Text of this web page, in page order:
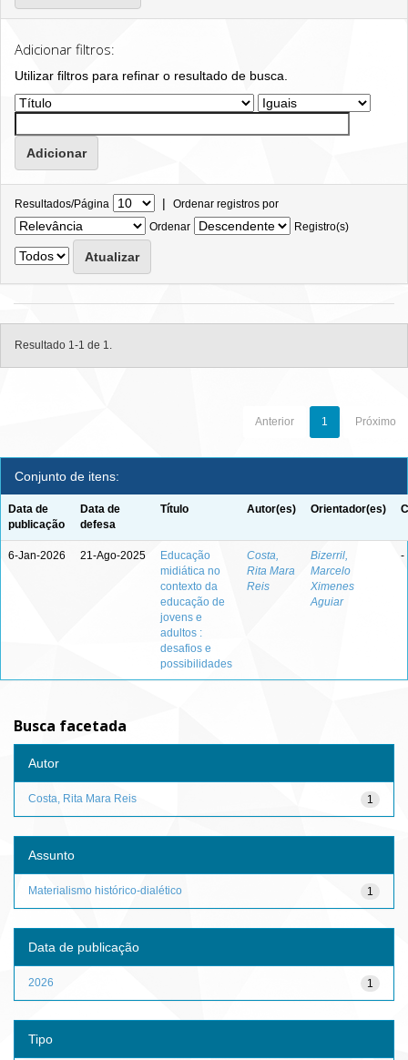
Adicionar filtros:
Utilizar filtros para refinar o resultado de busca.
Resultados/Página | Ordenar registros por
Ordenar
Registro(s)
Resultado 1-1 de 1.
Anterior 1 Próximo
Conjunto de itens:
Data de
publicação
Data de
defesa
Título Autor(es) Orientador(es)
6-Jan-2026 21-Ago-2025
Educação
midiática no
contexto da
educação de
jovens e
adultos :
desafios e
possibilidades
Costa,
Rita Mara
Reis
Bizerril,
Marcelo
Ximenes
Aguiar
-
Busca facetada
Autor
1
Costa, Rita Mara Reis
Assunto
1
Materialismo histórico-dialético
Data de publicação
1
2026
Tipo